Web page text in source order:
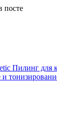
посте
Пилинг для